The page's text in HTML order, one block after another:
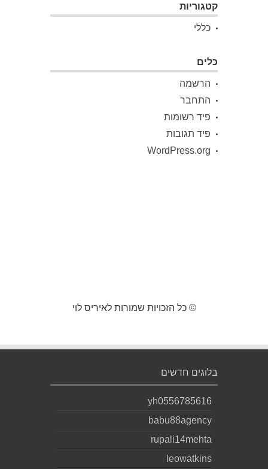
קטגוריות
כללי
כלים
הרשמה
התחבר
פיד רשומות
פיד תגובות
WordPress.org
© כל הזכויות שמורות לאיריס לוי
בלוגים חדשים
yh0556785616
babu88agency
rupali14mehta
leowatkins